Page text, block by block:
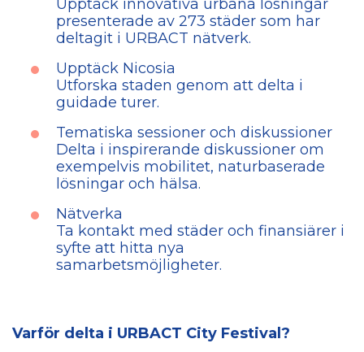
Upptäck innovativa urbana lösningar
presenterade av 273 städer som har
deltagit i URBACT nätverk.
Upptäck Nicosia
Utforska staden genom att delta i
guidade turer.
Tematiska sessioner och diskussioner
Delta i inspirerande diskussioner om
exempelvis mobilitet, naturbaserade
lösningar och hälsa.
Nätverka
Ta kontakt med städer och finansiärer i
syfte att hitta nya
samarbetsmöjligheter.
Varför delta i URBACT City Festival?